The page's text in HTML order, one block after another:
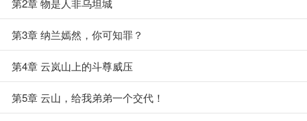
第2章 物是人非乌坦城
第3章 纳兰嫣然，你可知罪？
第4章 云岚山上的斗尊威压
第5章 云山，给我弟弟一个交代！